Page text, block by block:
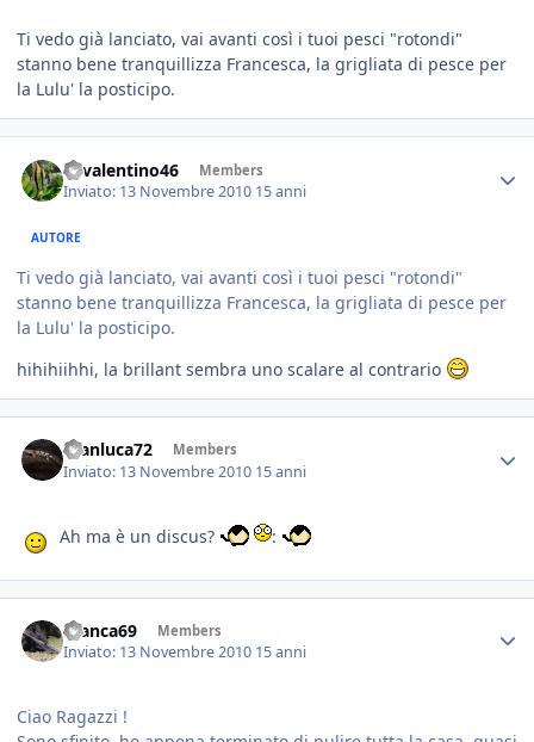
Ti vedo già lanciato, vai avanti così i tuoi pesci "rotondi"
stanno bene tranquillizza Francesca, la grigliata di pesce per
la Lulu' la posticipo.
46valentino46 Members
Inviato: 13 Novembre 2010 15 anni
AUTORE
Ti vedo già lanciato, vai avanti così i tuoi pesci "rotondi"
stanno bene tranquillizza Francesca, la grigliata di pesce per
la Lulu' la posticipo.
hihihiihhi, la brillant sembra uno scalare al contrario
Gianluca72 Members
Inviato: 13 Novembre 2010 15 anni
Ah ma è un discus? :
Gianca69 Members
Inviato: 13 Novembre 2010 15 anni
Ciao Ragazzi !